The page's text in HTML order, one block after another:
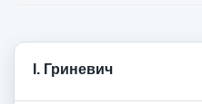
І. Гриневич